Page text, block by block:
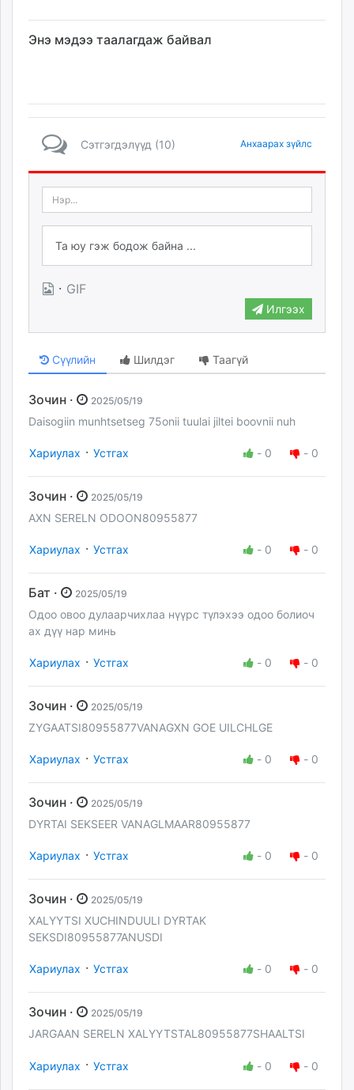
Энэ мэдээ таалагдаж байвал
Сэтгэгдэлүүд (10) Анхаарах зүйлс
· GIF
Илгээх
Сүүлийн Шилдэг Таагүй
Зочин · 2025/05/19
Daisogiin munhtsetseg 75onii tuulai jiltei boovnii nuh
Хариулах · Устгах - 0 - 0
Зочин · 2025/05/19
AXN SERELN ODOON80955877
Хариулах · Устгах - 0 - 0
Бат · 2025/05/19
Одоо овоо дулаарчихлаа нүүрс түлэхээ одоо болиоч
ах дүү нар минь
Хариулах · Устгах - 0 - 0
Зочин · 2025/05/19
ZYGAATSI80955877VANAGXN GOE UILCHLGE
Хариулах · Устгах - 0 - 0
Зочин · 2025/05/19
DYRTAI SEKSEER VANAGLMAAR80955877
Хариулах · Устгах - 0 - 0
Зочин · 2025/05/19
XALYYTSI XUCHINDUULI DYRTAK
SEKSDI80955877ANUSDI
Хариулах · Устгах - 0 - 0
Зочин · 2025/05/19
JARGAAN SERELN XALYYTSTAL80955877SHAALTSI
Хариулах · Устгах - 0 - 0